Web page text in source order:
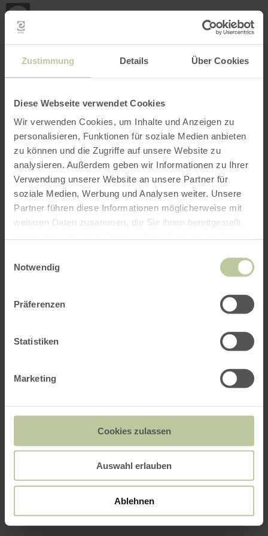
Zustimmung Details Über Cookies
Diese Webseite verwendet Cookies
Wir verwenden Cookies, um Inhalte und Anzeigen zu
personalisieren, Funktionen für soziale Medien anbieten
zu können und die Zugriffe auf unsere Website zu
analysieren. Außerdem geben wir Informationen zu Ihrer
Verwendung unserer Website an unsere Partner für
soziale Medien, Werbung und Analysen weiter. Unsere
Partner führen diese Informationen möglicherweise mit
weiteren Daten zusammen, die Sie ihnen bereitgestellt
Notwendig
Präferenzen
Statistiken
Marketing
Cookies zulassen
Auswahl erlauben
Ablehnen
INTERAKTIVE KARTE
Filter öffnen